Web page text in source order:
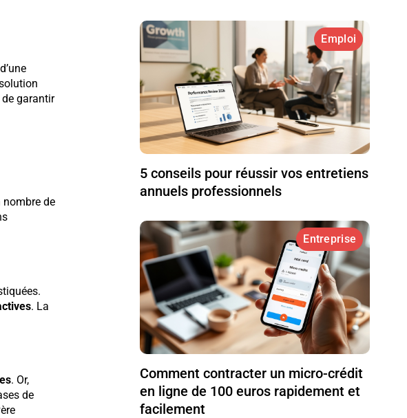
garantir
de
. La
. Or,
de
Emploi
5 conseils pour réussir vos entretiens
annuels professionnels
Entreprise
Comment contracter un micro-crédit
en ligne de 100 euros rapidement et
facilement